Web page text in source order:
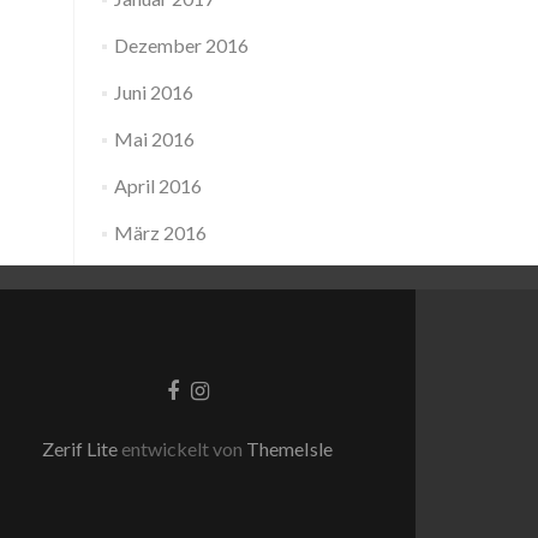
Dezember 2016
Juni 2016
Mai 2016
April 2016
März 2016
Facebook-
Instagram
Zerif Lite entwickelt von ThemeIsle